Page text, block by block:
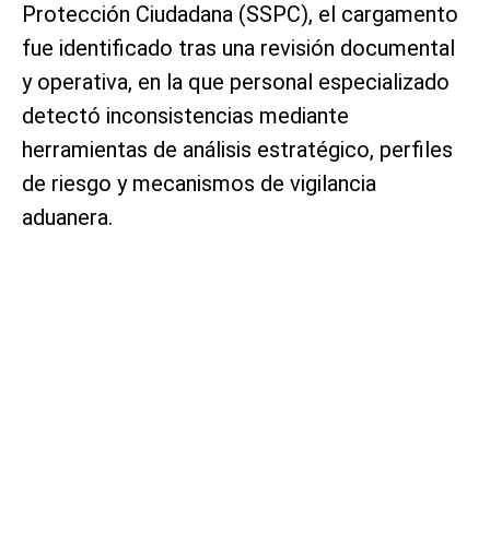
Protección Ciudadana (SSPC), el cargamento
fue identificado tras una revisión documental
y operativa, en la que personal especializado
detectó inconsistencias mediante
herramientas de análisis estratégico, perfiles
de riesgo y mecanismos de vigilancia
aduanera.